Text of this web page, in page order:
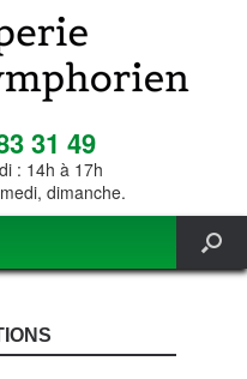
31 49
: 14h à 17h
dimanche.